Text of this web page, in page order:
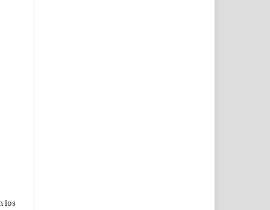
los